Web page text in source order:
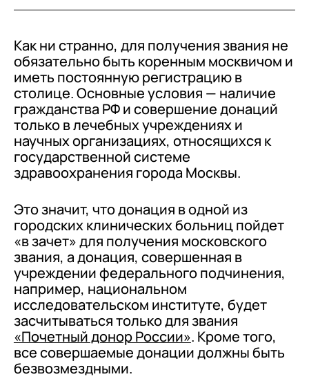
Как ни странно, для получения звания не
обязательно быть коренным москвичом и
иметь постоянную регистрацию в
столице. Основные условия — наличие
гражданства РФ и совершение донаций
только в лечебных учреждениях и
научных организациях, относящихся к
государственной системе
здравоохранения города Москвы.
Это значит, что донация в одной из
городских клинических больниц пойдет
«в зачет» для получения московского
звания, а донация, совершенная в
учреждении федерального подчинения,
например, национальном
исследовательском институте, будет
засчитываться только для звания
«Почетный донор России». Кроме того,
все совершаемые донации должны быть
безвозмездными.